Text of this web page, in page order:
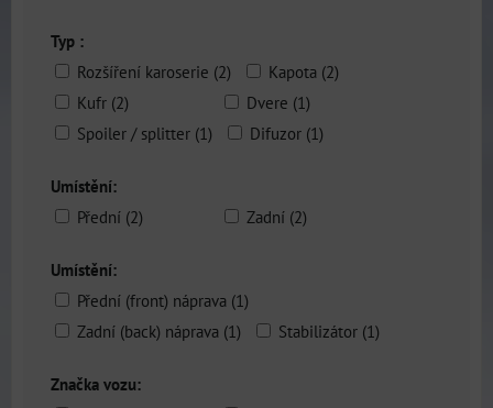
Typ :
Rozšíření karoserie (2)
Kapota (2)
Kufr (2)
Dvere (1)
Spoiler / splitter (1)
Difuzor (1)
Umístění:
Přední (2)
Zadní (2)
Umístění:
Přední (front) náprava (1)
Zadní (back) náprava (1)
Stabilizátor (1)
Značka vozu: